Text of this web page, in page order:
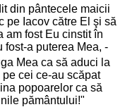
din pântecele maicii
pe Iacov către El şi să
am fost Eu cinstit în
a puterea Mea, -
Mea ca să aduci la
cei ce-au scăpat
popoarelor ca să
pământului!"